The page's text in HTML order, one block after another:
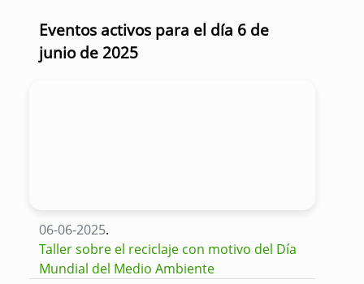
Eventos activos para el día 6 de
junio de 2025
06-06-2025.
Taller sobre el reciclaje con motivo del Día
Mundial del Medio Ambiente